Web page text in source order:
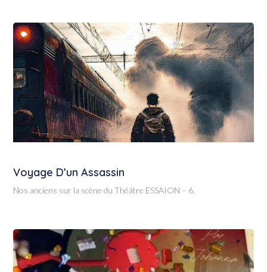
Voyage D’un Assassin
Nos anciens sur la scène du Théâtre ESSAION – 6,